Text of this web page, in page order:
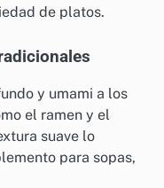
de platos.
y umami a los
el ramen y el
suave lo
para sopas,